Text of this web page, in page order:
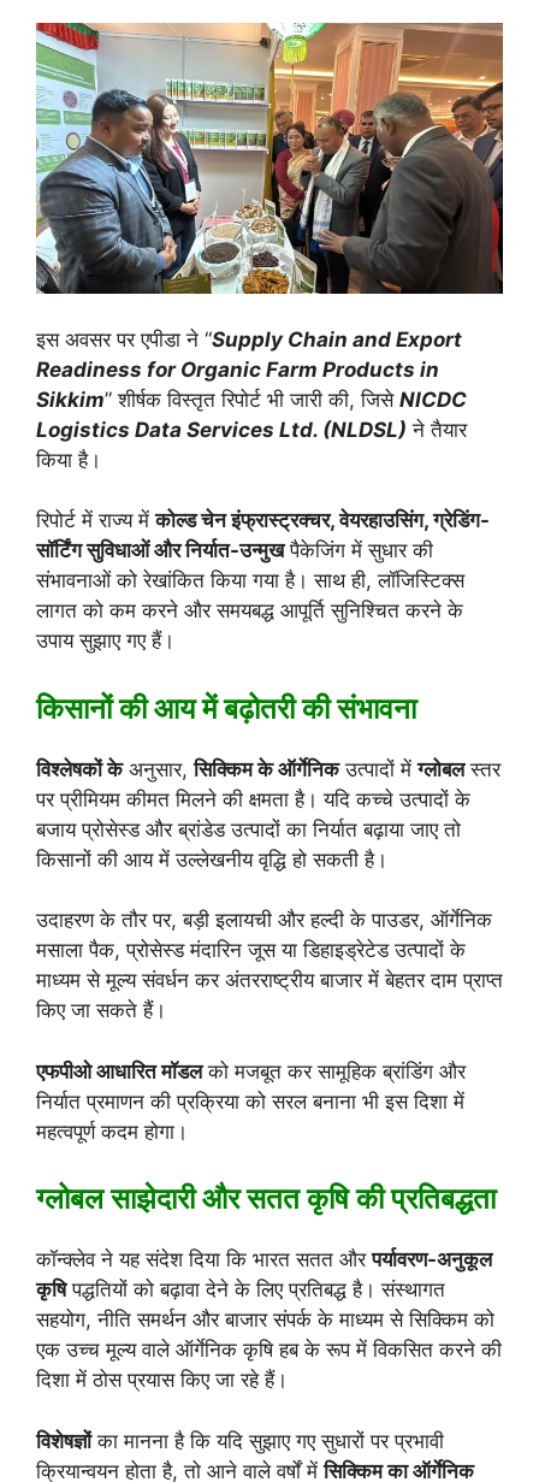
इस अवसर पर एपीडा ने “Supply Chain and Export
Readiness for Organic Farm Products in
Sikkim” शीर्षक विस्तृत रिपोर्ट भी जारी की, जिसे NICDC
Logistics Data Services Ltd. (NLDSL) ने तैयार
किया है।
रिपोर्ट में राज्य मेंकोल्ड चेन इंफ्रास्ट्रक्चर, वेयरहाउसिंग, ग्रेडिंग-
सॉर्टिंग सुविधाओं और निर्यात-उन्मुखपैकेजिंग में सुधार की
संभावनाओं को रेखांकित किया गया है। साथ ही, लॉजिस्टिक्स
लागत को कम करने और समयबद्ध आपूर्ति सुनिश्चित करने के
उपाय सुझाए गए हैं।
किसानों की आय में बढ़ोतरी की संभावना
विश्लेषकों केअनुसार,सिक्किम के ऑर्गेनिकउत्पादों मेंग्लोबलस्तर
पर प्रीमियम कीमत मिलने की क्षमता है। यदि कच्चे उत्पादों के
बजाय प्रोसेस्ड और ब्रांडेड उत्पादों का निर्यात बढ़ाया जाए तो
किसानों की आय में उल्लेखनीय वृद्धि हो सकती है।
उदाहरण के तौर पर, बड़ी इलायची और हल्दी के पाउडर, ऑर्गेनिक
मसाला पैक, प्रोसेस्ड मंदारिन जूस या डिहाइड्रेटेड उत्पादों के
माध्यम से मूल्य संवर्धन कर अंतरराष्ट्रीय बाजार में बेहतर दाम प्राप्त
किए जा सकते हैं।
एफपीओ आधारित मॉडलको मजबूत कर सामूहिक ब्रांडिंग और
निर्यात प्रमाणन की प्रक्रिया को सरल बनाना भी इस दिशा में
महत्वपूर्ण कदम होगा।
ग्लोबल साझेदारी और सतत कृषि की प्रतिबद्धता
कॉन्क्लेव ने यह संदेश दिया कि भारत सतत औरपर्यावरण-अनुकूल
कृषिपद्धतियों को बढ़ावा देने के लिए प्रतिबद्ध है। संस्थागत
सहयोग, नीति समर्थन और बाजार संपर्क के माध्यम से सिक्किम को
एक उच्च मूल्य वाले ऑर्गेनिक कृषि हब के रूप में विकसित करने की
दिशा में ठोस प्रयास किए जा रहे हैं।
विशेषज्ञोंका मानना है कि यदि सुझाए गए सुधारों पर प्रभावी
क्रियान्वयन होता है, तो आने वाले वर्षों मेंसिक्किम का ऑर्गेनिक